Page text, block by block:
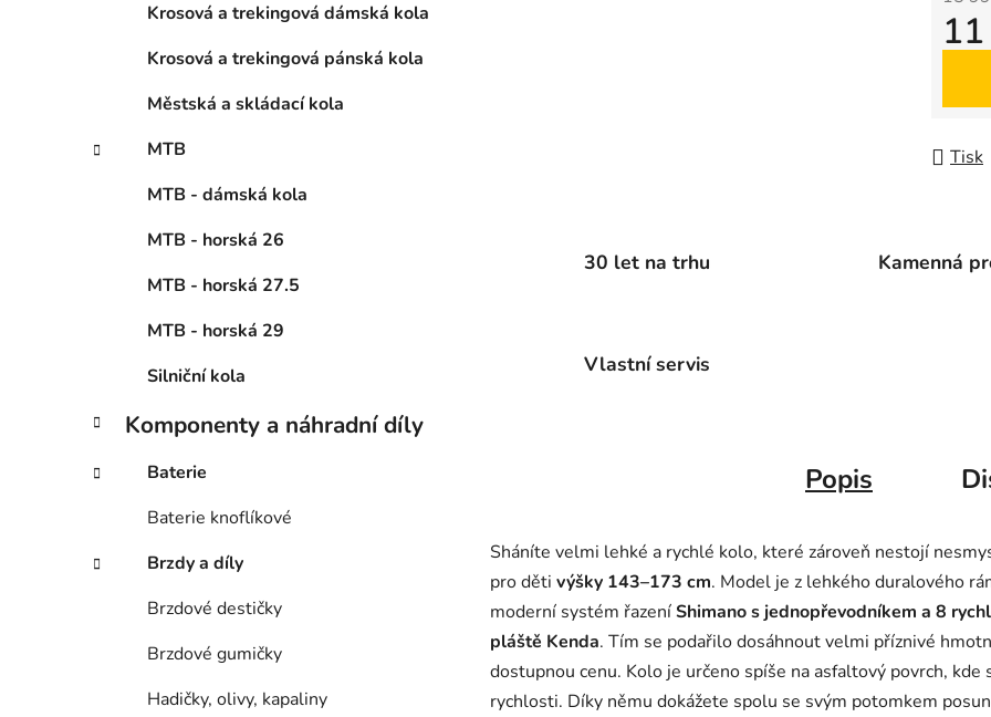
Krosová a trekingová dámská kola
Krosová a trekingová pánská kola
Městská a skládací kola
MTB
MTB - dámská kola
MTB - horská 26
MTB - horská 27.5
MTB - horská 29
Silniční kola
Komponenty a náhradní díly
Baterie
Baterie knoflíkové
Brzdy a díly
Brzdové destičky
Brzdové gumičky
Hadičky, olivy, kapaliny
Tisk
30 let na trhu Kamenná
Vlastní servis
Popis
Sháníte velmi lehké a rychlé kolo, které zároveň nestojí
pro děti výšky 143–173 cm. Model je z lehkého duralového
moderní systém řazeníShimano s jednopřevodníkem a 8
pláště Kenda. Tím se podařilo dosáhnout velmi příznivé
dostupnou cenu. Kolo je určeno spíše na asfaltový povrch,
rychlosti. Díky němu dokážete spolu se svým potomkem